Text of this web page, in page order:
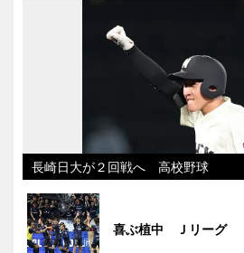
長崎日大が２回戦へ 高校野球
喜ぶ植中 Ｊリーグ